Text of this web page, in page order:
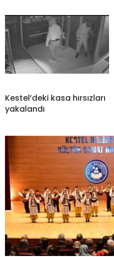
Kestel’deki kasa hırsızları
yakalandı